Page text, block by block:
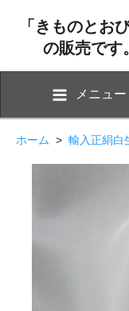
「きものと
の販売です
メニュー
ホーム > 輸入正絹白